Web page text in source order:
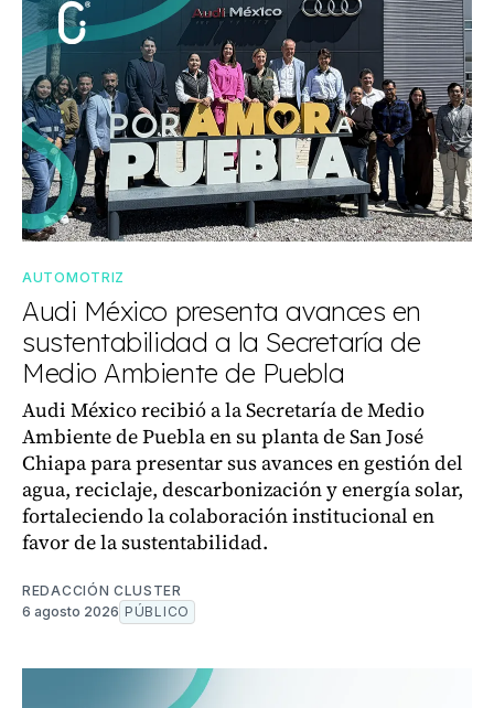
AUTOMOTRIZ
Audi México presenta avances en
sustentabilidad a la Secretaría de
Medio Ambiente de Puebla
Audi México recibió a la Secretaría de Medio
Ambiente de Puebla en su planta de San José
Chiapa para presentar sus avances en gestión del
agua, reciclaje, descarbonización y energía solar,
fortaleciendo la colaboración institucional en
favor de la sustentabilidad.
REDACCIÓN CLUSTER
6 agosto 2026 PÚBLICO